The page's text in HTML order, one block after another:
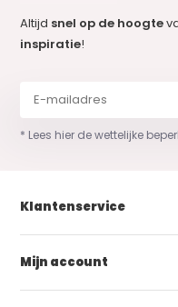
Altijd snel op de hoogte
inspiratie!
* Lees hier de wettelijke
Klantenservice
Mijn account